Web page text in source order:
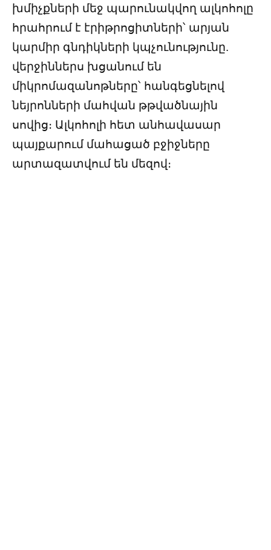
խմիչքների մեջ պարունակվող ալկոհոլը
հրահրում է էրիթրոցիտների՝ արյան
կարմիր գնդիկների կպչունությունը.
վերջիններս խցանում են
միկրոմազանոթները՝ հանգեցնելով
նեյրոնների մահվան թթվածնային
սովից։ Ալկոհոլի հետ անհավասար
պայքարում մահացած բջիջները
արտազատվում են մեզով։